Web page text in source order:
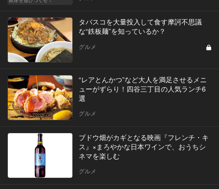
タバスコを大量投入して食す摩訶不思議
な“鉄板麺”を知っているか？
グルメ
“レアとんかつ”など大人を満足させるメニ
ューがずらり！四谷三丁目の人気ランチ6
選
グルメ
ブドウ畑がカギとなる映画『フレンチ・キ
ス』×まろやかな日本ワインで、おうちシ
ネマを楽しむ
グルメ